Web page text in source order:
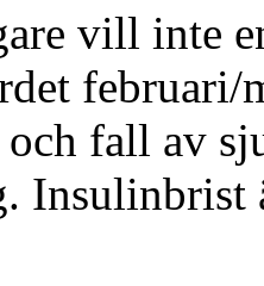
vill inte
fall av
Insulinbrist